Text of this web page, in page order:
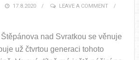
17.8.2020
LEAVE A COMMENT
nad Svratkou se věnuje
už čtvrtou generaci tohoto